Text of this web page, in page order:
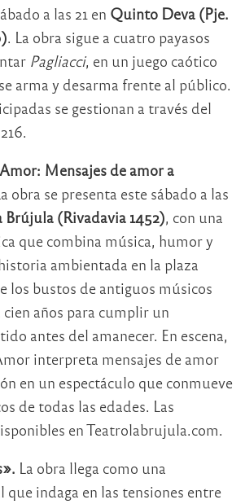
a las 21 en Quinto Deva (Pje.
. La obra sigue a cuatro payasos
Pagliacci, en un juego caótico
arma y desarma frente al público.
se gestionan a través del
Mensajes de amor a
obra se presenta este sábado a las
Brújula (Rivadavia 1452) , con una
que combina música, humor y
ambientada en la plaza
los bustos de antiguos músicos
años para cumplir un
antes del amanecer. En escena,
interpreta mensajes de amor
en un espectáculo que conmueve
de todas las edades. Las
en Teatrolabrujula.com.
La obra llega como una
indaga en las tensiones entre